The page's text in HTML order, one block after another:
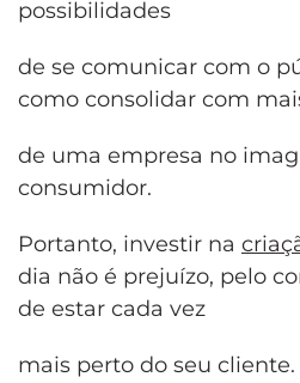
possibilidades
de se comunicar com o
como consolidar com
de uma empresa no
consumidor.
Portanto, investir na
dia não é prejuízo, pelo
de estar cada vez
mais perto do seu